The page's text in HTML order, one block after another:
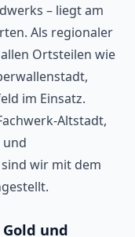
– liegt am
Als regionaler
Ortsteilen wie
im Einsatz.
Altstadt,
und
wir mit dem
und